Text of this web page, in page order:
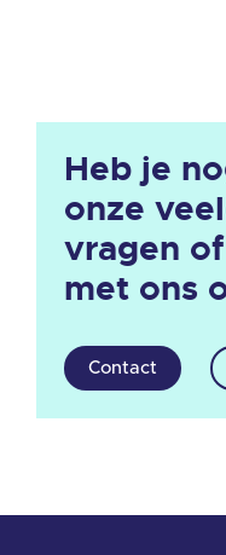
Heb je
onze
vragen
met ons
Contact